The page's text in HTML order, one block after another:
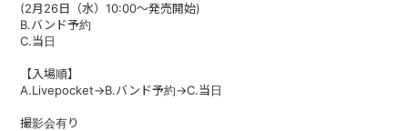
(2月26日（水）10:00〜発売開始)
B.バンド予約
C.当日
【入場順】
A.Livepocket→B.バンド予約→C.当日
撮影会有り